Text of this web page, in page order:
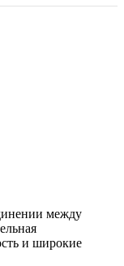
между
и широкие